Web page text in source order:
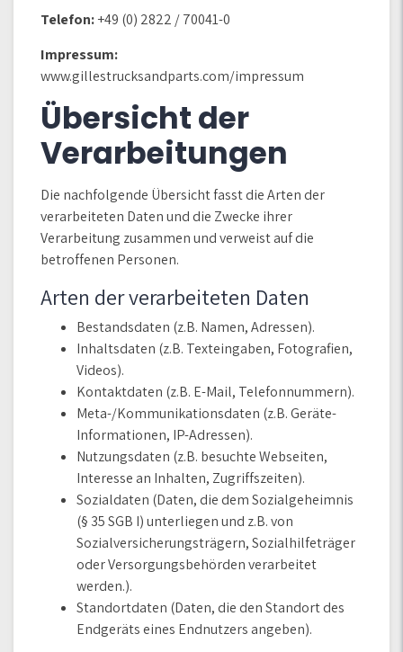
Telefon:+49 (0) 2822 / 70041-0
Impressum:
www.gillestrucksandparts.com/impressum
Übersicht der
Verarbeitungen
Die nachfolgende Übersicht fasst die Arten der
verarbeiteten Daten und die Zwecke ihrer
Verarbeitung zusammen und verweist auf die
betroffenen Personen.
Arten der verarbeiteten Daten
Bestandsdaten (z.B. Namen, Adressen).
Inhaltsdaten (z.B. Texteingaben, Fotografien,
Videos).
Kontaktdaten (z.B. E-Mail, Telefonnummern).
Meta-/Kommunikationsdaten (z.B. Geräte-
Informationen, IP-Adressen).
Nutzungsdaten (z.B. besuchte Webseiten,
Interesse an Inhalten, Zugriffszeiten).
Sozialdaten (Daten, die dem Sozialgeheimnis
(§ 35 SGB I) unterliegen und z.B. von
Sozialversicherungsträgern, Sozialhilfeträger
oder Versorgungsbehörden verarbeitet
werden.).
Standortdaten (Daten, die den Standort des
Endgeräts eines Endnutzers angeben).